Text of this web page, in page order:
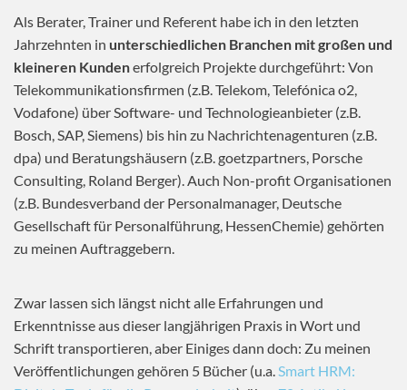
Als Berater, Trainer und Referent habe ich in den letzten
Jahrzehnten in unterschiedlichen Branchen mit großen und
kleineren Kundenerfolgreich Projekte durchgeführt: Von
Telekommunikationsfirmen (z.B. Telekom, Telefónica o2,
Vodafone) über Software- und Technologieanbieter (z.B.
Bosch, SAP, Siemens) bis hin zu Nachrichtenagenturen (z.B.
dpa) und Beratungshäusern (z.B. goetzpartners, Porsche
Consulting, Roland Berger). Auch Non-profit Organisationen
(z.B. Bundesverband der Personalmanager, Deutsche
Gesellschaft für Personalführung, HessenChemie) gehörten
zu meinen Auftraggebern.
Zwar lassen sich längst nicht alle Erfahrungen und
Erkenntnisse aus dieser langjährigen Praxis in Wort und
Schrift transportieren, aber Einiges dann doch: Zu meinen
Veröffentlichungen gehören 5 Bücher (u.a.Smart HRM: